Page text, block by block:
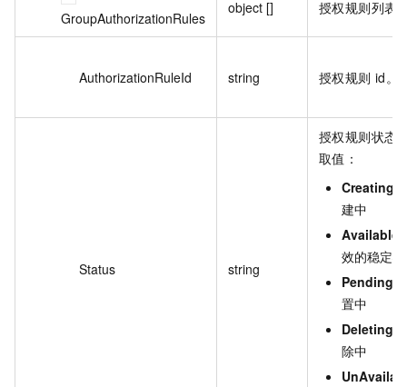
GroupAuthorizationRules
object [] 授权规则列表
AuthorizationRuleId string 授权规则 id。
Status string
授权规则状态
取值：
Creating
建中
Available
效的稳定
Pending
置中
Deleting
除中